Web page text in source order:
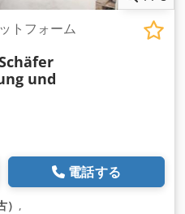
トフォーム
und
電話する
,